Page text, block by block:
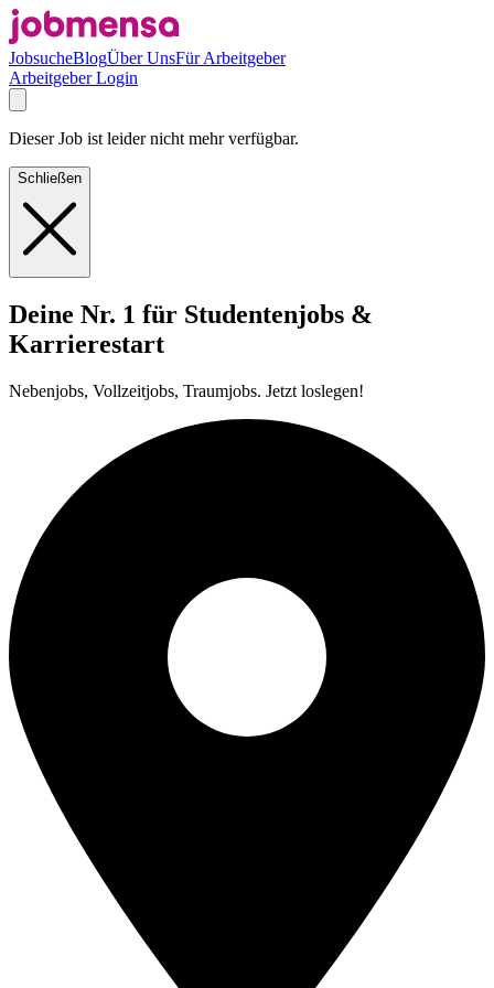
JobsucheBlogÜber UnsFür Arbeitgeber
Arbeitgeber Login
Dieser Job ist leider nicht mehr verfügbar.
Schließen
Deine Nr. 1 für Studentenjobs &
Karrierestart
Nebenjobs, Vollzeitjobs, Traumjobs. Jetzt loslegen!